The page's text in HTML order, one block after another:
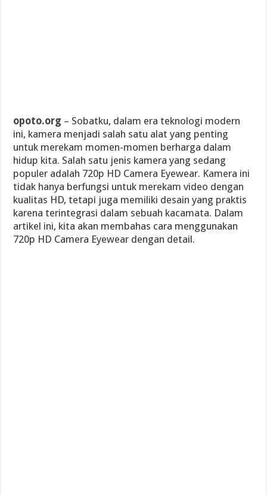
opoto.org – Sobatku, dalam era teknologi modern
ini, kamera menjadi salah satu alat yang penting
untuk merekam momen-momen berharga dalam
hidup kita. Salah satu jenis kamera yang sedang
populer adalah 720p HD Camera Eyewear. Kamera ini
tidak hanya berfungsi untuk merekam video dengan
kualitas HD, tetapi juga memiliki desain yang praktis
karena terintegrasi dalam sebuah kacamata. Dalam
artikel ini, kita akan membahas cara menggunakan
720p HD Camera Eyewear dengan detail.